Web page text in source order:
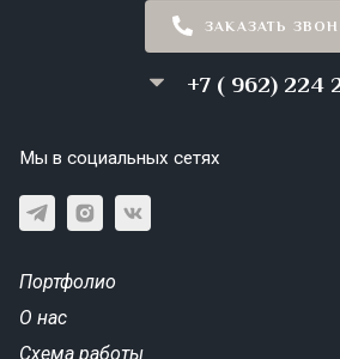
ЗАКАЗАТЬ
+7 ( 962) 224
Мы в социальных сетях
Портфолио
О нас
Схема работы